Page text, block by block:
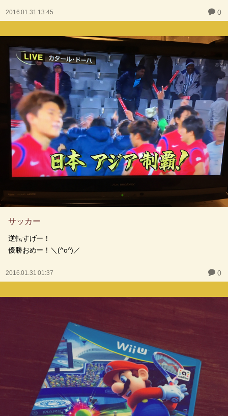
2016.01.31 13:45 0
サッカー
逆転すげー！
優勝おめー！＼(^o^)／
2016.01.31 01:37 0